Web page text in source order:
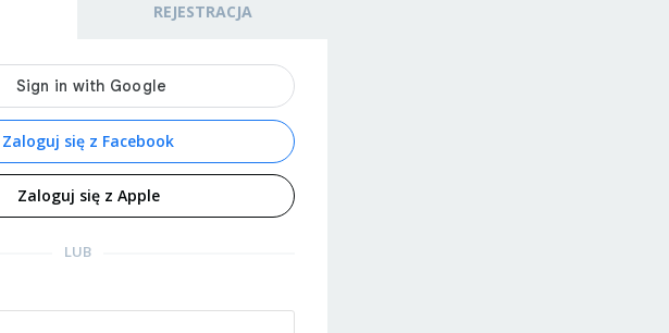
REJESTRACJA
Zaloguj się z Facebook
Zaloguj się z Apple
LUB